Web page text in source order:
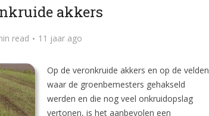
akkers
read 11 jaar ago
Op de veronkruide akkers en op de velden
waar de groenbemesters gehakseld
werden en die nog veel onkruidopslag
vertonen, is het aanbevolen een